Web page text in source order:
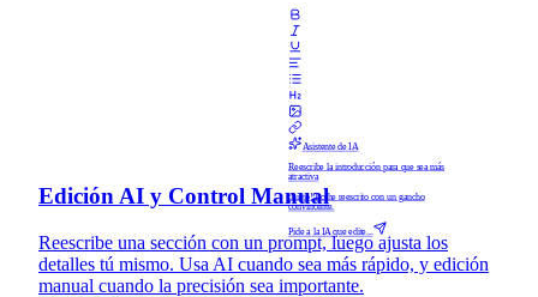
Asistente de IA
Reescribe la introducción para que sea más
atractiva
¡Listo! Lo he reescrito con un gancho
convincente.
Pide a la IA que edite...
Edición AI y Control Manual
Reescribe una sección con un prompt, luego ajusta los
detalles tú mismo. Usa AI cuando sea más rápido, y edición
manual cuando la precisión sea importante.